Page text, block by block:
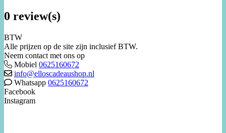
0 review(s)
BTW
Alle prijzen op de site zijn inclusief BTW.
Neem contact met ons op
Mobiel 0625160672
info@elloscadeaushop.nl
Whatsapp 0625160672
Facebook
Instagram